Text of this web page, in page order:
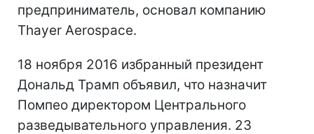
предприниматель, основал компанию
Thayer Aerospace.
18 ноября 2016 избранный президент
Дональд Трамп объявил, что назначит
Помпео директором Центрального
разведывательного управления. 23